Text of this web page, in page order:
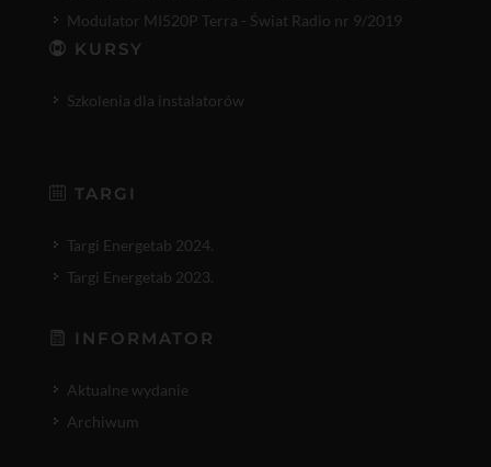
Modulator MI520P Terra - Świat Radio nr 9/2019
KURSY
Szkolenia dla instalatorów
TARGI
Targi Energetab 2024.
Targi Energetab 2023.
INFORMATOR
Aktualne wydanie
Archiwum